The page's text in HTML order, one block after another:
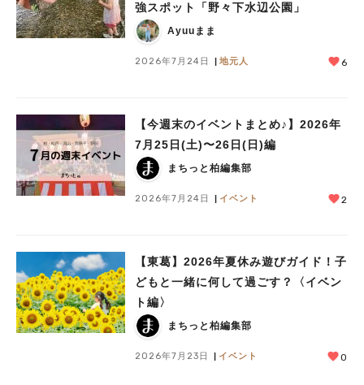
強スポット「野々下水辺公園」
Ayuuまま
2026年7月24日 地元人 6
【今週末のイベントまとめ♪】2026年
7月25日(土)〜26日(日)編
まちっと柏編集部
2026年7月24日 イベント 2
【東葛】2026年夏休み遊びガイド！子
どもと一緒に何して過ごす？〈イベン
ト編〉
まちっと柏編集部
2026年7月23日 イベント 0